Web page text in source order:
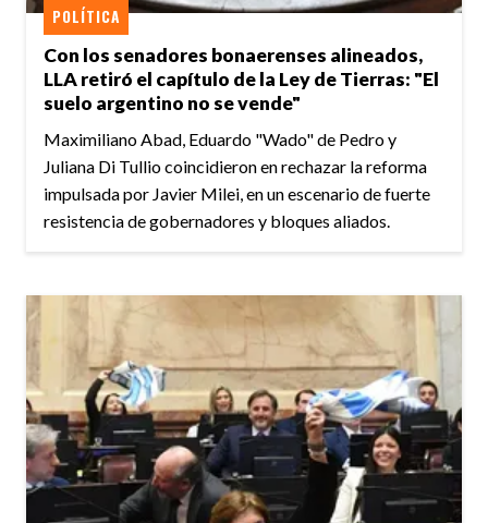
Con los senadores bonaerenses alineados,
LLA retiró el capítulo de la Ley de Tierras: "El
suelo argentino no se vende"
POLÍTICA
Maximiliano Abad, Eduardo "Wado" de Pedro y
Juliana Di Tullio coincidieron en rechazar la reforma
impulsada por Javier Milei, en un escenario de fuerte
resistencia de gobernadores y bloques aliados.